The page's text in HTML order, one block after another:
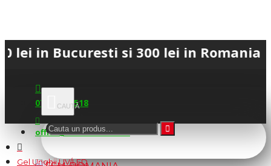
Bucuresti si 300 lei in Romania •
0745.677.518
office@fsm-romania.ro
Gel Unghii UV/LED